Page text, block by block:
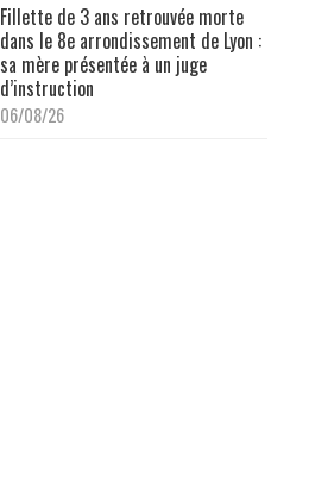
Fillette de 3 ans retrouvée morte
dans le 8e arrondissement de Lyon :
sa mère présentée à un juge
d’instruction
06/08/26